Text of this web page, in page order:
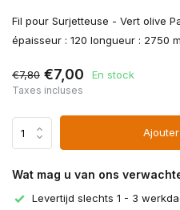
Fil pour Surjetteuse - Vert olive
épaisseur : 120 longueur : 2750
€7,80 €7,00 En stock
Taxes incluses
Wat mag u van ons
Levertijd slechts 1 - 3